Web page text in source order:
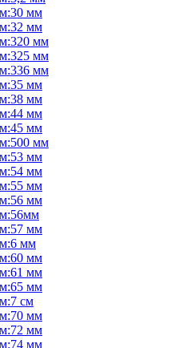
мм
мм
мм
мм
мм
мм
мм
мм
мм
мм
мм
мм
мм
мм
мм
мм
мм
мм
мм
см
мм
мм
мм